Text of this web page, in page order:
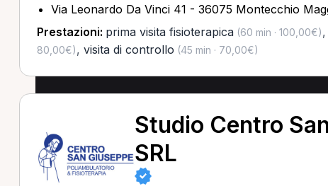
Via Leonardo Da Vinci 41 - 36075 Montecchio
Prestazioni: prima visita fisioterapica(60 min · 100,00€),
80,00€), visita di controllo (45 min · 70,00€)
Studio Centro
SRL